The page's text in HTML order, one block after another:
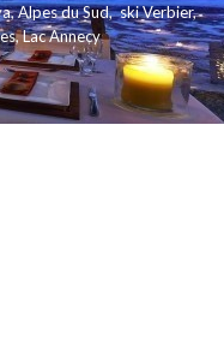
,Alpes du Sud,ski Verbier,
,Lac Annecy